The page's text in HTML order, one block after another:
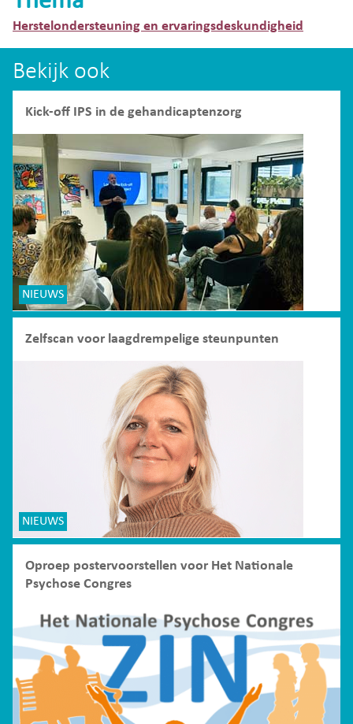
Herstelondersteuning en ervaringsdeskundigheid
Bekijk ook
Kick-off IPS in de gehandicaptenzorg
NIEUWS
Zelfscan voor laagdrempelige steunpunten
NIEUWS
Oproep postervoorstellen voor Het Nationale
Psychose Congres